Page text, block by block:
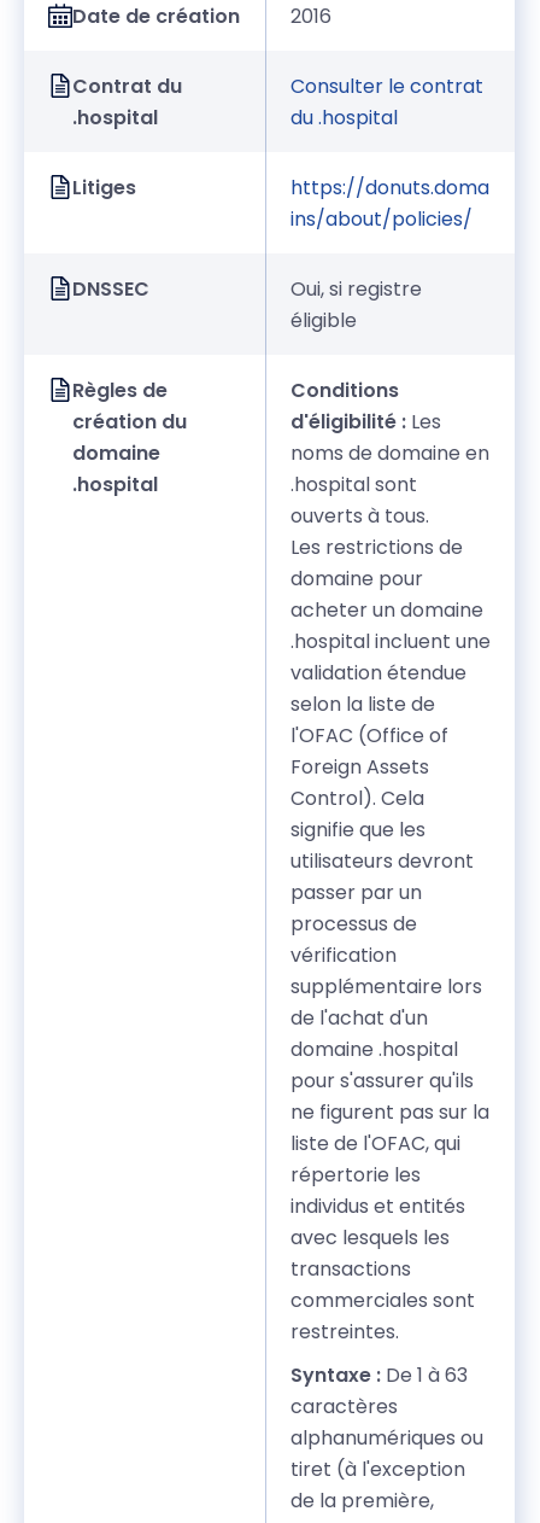
Date de création 2016
Contrat du
.hospital
Consulter le contrat
du .hospital
Litiges
https://donuts.doma
ins/about/policies/
DNSSEC
Oui, si registre
éligible
Règles de
création du
domaine
.hospital
Conditions
d'éligibilité : Les
noms de domaine en
.hospital sont
ouverts à tous.
Les restrictions de
domaine pour
acheter un domaine
.hospital incluent une
validation étendue
selon la liste de
l'OFAC (Office of
Foreign Assets
Control). Cela
signifie que les
utilisateurs devront
passer par un
processus de
vérification
supplémentaire lors
de l'achat d'un
domaine .hospital
pour s'assurer qu'ils
ne figurent pas sur la
liste de l'OFAC, qui
répertorie les
individus et entités
avec lesquels les
transactions
commerciales sont
restreintes.
Syntaxe : De 1 à 63
caractères
alphanumériques ou
tiret (à l'exception
de la première,